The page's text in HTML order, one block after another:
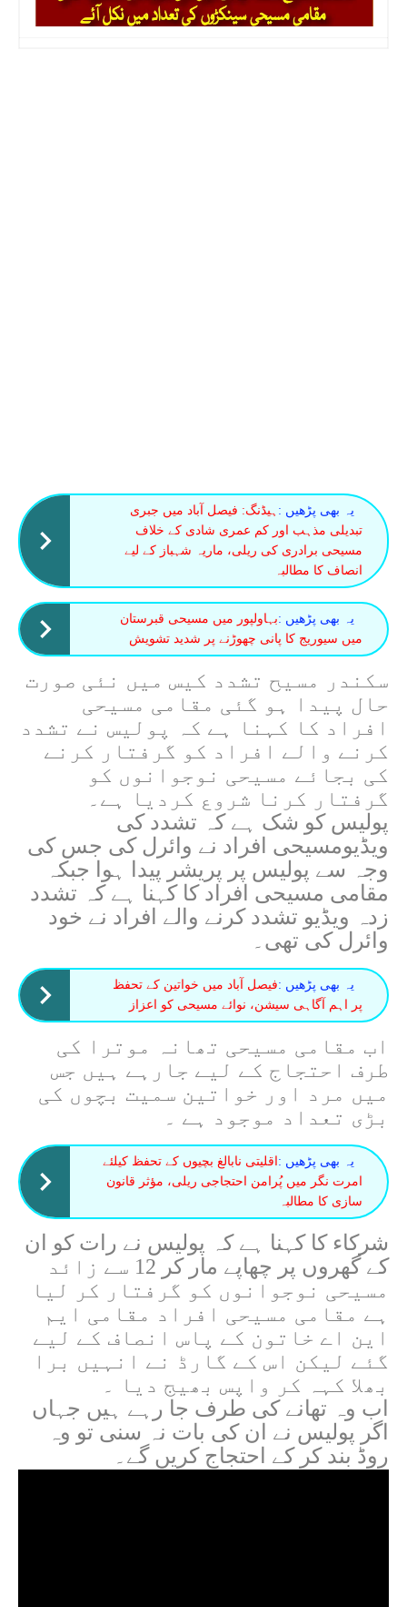
یہ بھی پڑھیں : ہیڈنگ: فیصل آباد میں جبری
تبدیلی مذہب اور کم عمری شادی کے خلاف
مسیحی برادری کی ریلی، ماریہ شہباز کے لیے
انصاف کا مطالبہ
یہ بھی پڑھیں :بہاولپور میں مسیحی قبرستان
میں سیوریج کا پانی چھوڑنے پر شدید تشویش
سکندر مسیح تشدد کیس میں نئی صورت
حال پیدا ہو گئی مقامی مسیحی
افراد کا کہنا ہے کہ پولیس نے تشدد
کرنے والے افراد کو گرفتار کرنے
کی بجائے مسیحی نوجوانوں کو
گرفتار کرنا شروع کردیا ہے۔
پولیس کو شک ہے کہ تشدد کی
ویڈیومسیحی افراد نے وائرل کی جس کی
وجہ سے پولیس پر پریشر پیدا ہوا جبکہ
مقامی مسیحی افراد کا کہنا ہے کہ تشدد
زدہ ویڈیو تشدد کرنے والے افراد نے خود
وائرل کی تھی۔
یہ بھی پڑھیں :فیصل آباد میں خواتین کے تحفظ
پر اہم آگاہی سیشن، نوائے مسیحی کو اعزاز
اب مقامی مسیحی تھانہ موترا کی
طرف احتجاج کے لیے جارہے ہیں جس
میں مرد اور خواتین سمیت بچوں کی
بڑی تعداد موجود ہے ۔
یہ بھی پڑھیں : اقلیتی نابالغ بچیوں کے تحفظ کیلئے
امرت نگر میں پُرامن احتجاجی ریلی، مؤثر قانون
سازی کا مطالبہ
شرکاء کا کہنا ہے کہ پولیس نے رات کو ان
کے گھروں پر چھاپے مار کر 12 سے زائد
مسیحی نوجوانوں کو گرفتار کر لیا
ہے مقامی مسیحی افراد مقامی ایم
این اے خاتون کے پاس انصاف کے لیے
گئے لیکن اس کے گارڈ نے انہیں برا
بھلا کہہ کر واپس بھیج دیا ۔
اب وہ تھانے کی طرف جا رہے ہیں جہاں
اگر پولیس نے ان کی بات نہ سنی تو وہ
روڈ بند کر کے احتجاج کریں گے۔